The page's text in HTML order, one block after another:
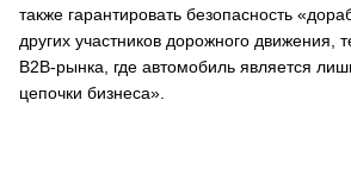
также гарантировать безопасность
других участников дорожного движения,
В2В-рынка, где автомобиль является
цепочки бизнеса».